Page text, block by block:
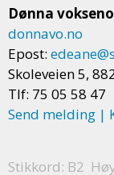
Dønna
donnavo.no
Epost:
Skoleveien 5,
Tlf: 75 05 58 47
Send melding |
Stikkord: B2